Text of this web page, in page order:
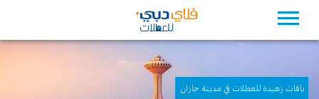
باقات زهيدة للعطلات في مدينة جازان